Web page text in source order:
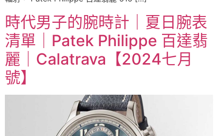
時代男子的腕時計｜夏日腕表
清單｜Patek Philippe 百達翡
麗｜Calatrava【2024七月
號】